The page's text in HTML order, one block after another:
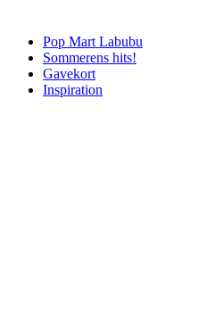
Pop Mart Labubu
Sommerens hits!
Gavekort
Inspiration